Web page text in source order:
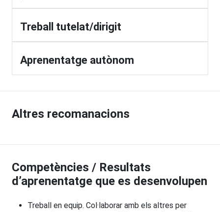
Treball tutelat/dirigit
Aprenentatge autònom
Altres recomanacions
Competències / Resultats
d’aprenentatge que es desenvolupen
Treball en equip. Col·laborar amb els altres per